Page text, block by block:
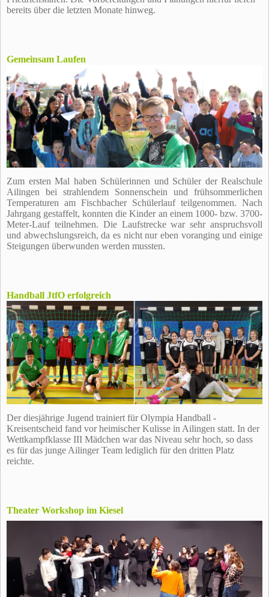
bereits über die letzten Monate hinweg.
Gemeinsam Laufen
Zum ersten Mal haben Schülerinnen und Schüler der Realschule
Ailingen bei strahlendem Sonnenschein und frühsommerlichen
Temperaturen am Fischbacher Schülerlauf teilgenommen. Nach
Jahrgang gestaffelt, konnten die Kinder an einem 1000- bzw. 3700-
Meter-Lauf teilnehmen. Die Laufstrecke war sehr anspruchsvoll
und abwechslungsreich, da es nicht nur eben voranging und einige
Steigungen überwunden werden mussten.
Handball JtfO erfolgreich
Der diesjährige Jugend trainiert für Olympia Handball -
Kreisentscheid fand vor heimischer Kulisse in Ailingen statt. In der
Wettkampfklasse III Mädchen war das Niveau sehr hoch, so dass
es für das junge Ailinger Team lediglich für den dritten Platz
reichte.
Theater Workshop im Kiesel